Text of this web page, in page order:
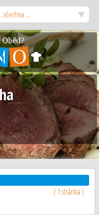
všechna ...
( 1 stránka )